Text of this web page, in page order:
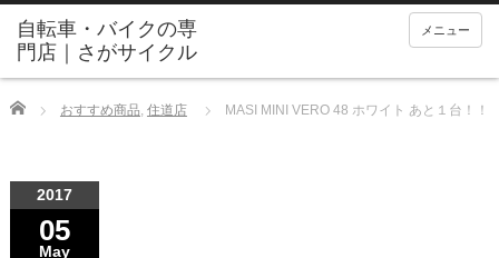
メニュー
Home おすすめ商品, 住道店 MASI MINI VERO 48 ホワイト あと１台！！
2017
05
May